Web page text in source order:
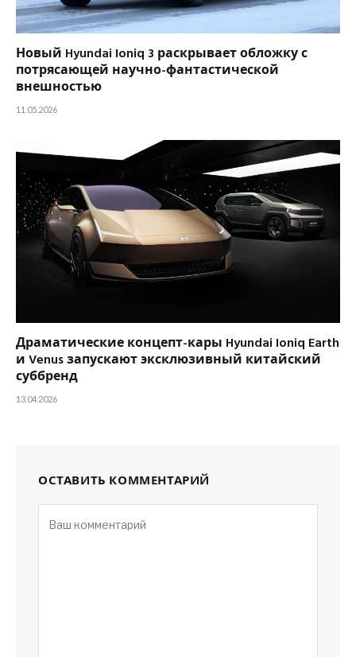
Новый Hyundai Ioniq 3 раскрывает обложку с
потрясающей научно-фантастической
внешностью
11.05.2026
Драматические концепт-кары Hyundai Ioniq Earth
и Venus запускают эксклюзивный китайский
суббренд
13.04.2026
ОСТАВИТЬ КОММЕНТАРИЙ